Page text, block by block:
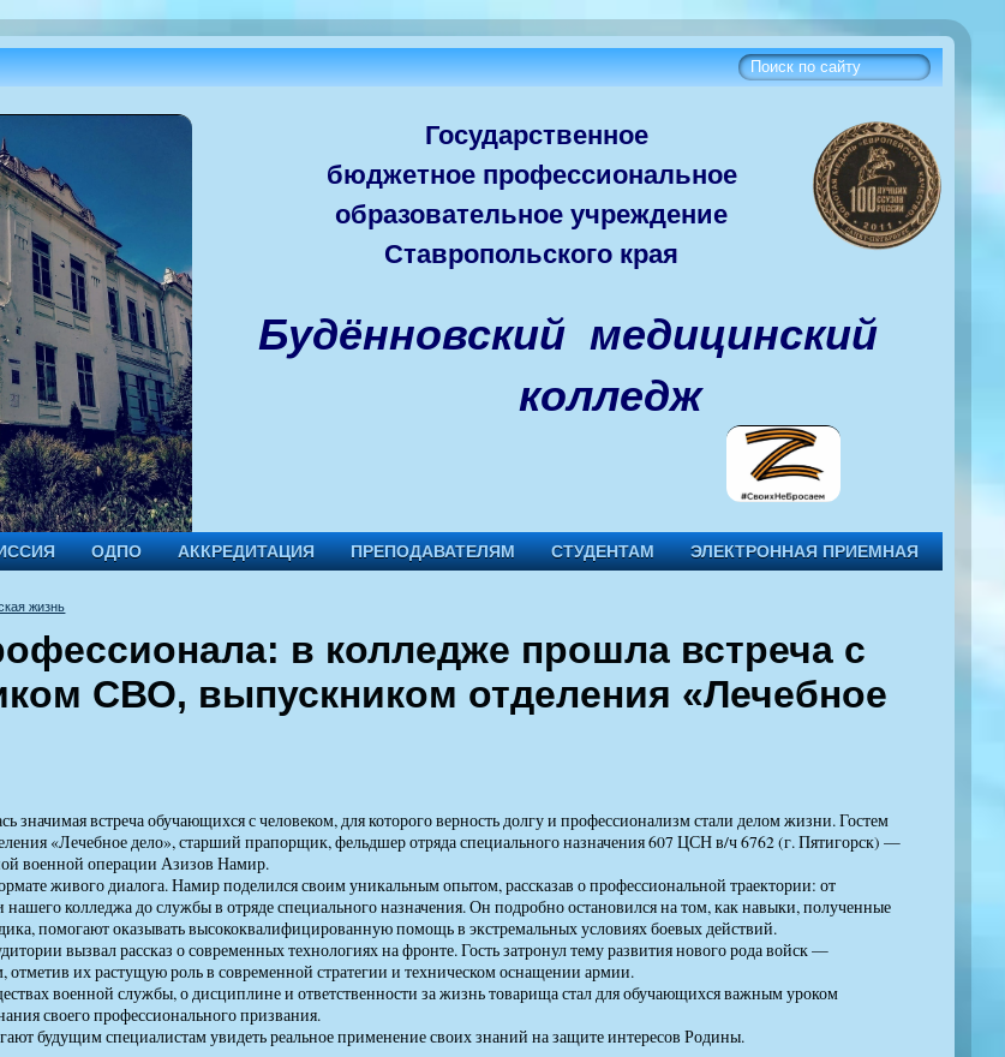
Государственное
бюджетноепрофессиональное
образовательное учреждение
Ставропольского края
Будённовский медицинский
колледж
ОДПО АККРЕДИТАЦИЯ ПРЕПОДАВАТЕЛЯМ СТУДЕНТАМ ЭЛЕКТРОННАЯ ПРИЕМНАЯ
жизнь
в колледже прошла встреча с
СВО, выпускником отделения «Лечебное
значимая встреча обучающихся с человеком, для которого верность долгу и профессионализм стали делом жизни. Гостем
«Лечебное дело», старший прапорщик, фельдшер отряда специального назначения 607 ЦСН в/ч 6762 (г. Пятигорск) —
военной операции Азизов Намир.
живого диалога. Намир поделился своим уникальным опытом, рассказав о профессиональной траектории: от
нашего колледжа до службы в отряде специального назначения. Он подробно остановился на том, как навыки, полученные
помогают оказывать высококвалифицированную помощь в экстремальных условиях боевых действий.
вызвал рассказ о современных технологиях на фронте. Гость затронул тему развития нового рода войск —
отметив их растущую роль в современной стратегии и техническом оснащении армии.
военной службы, о дисциплине и ответственности за жизнь товарища стал для обучающихся важным уроком
своего профессионального призвания.
будущим специалистам увидеть реальное применение своих знаний на защите интересов Родины.